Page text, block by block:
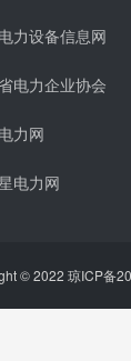
力设备信息网
电力企业协会
力网
电力网
© 2022 琼ICP备